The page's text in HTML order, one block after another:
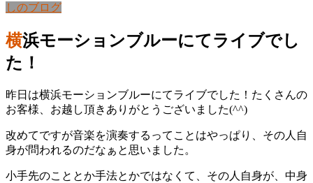
しのブログ
横浜モーションブルーにてライブでし
た！
昨日は横浜モーションブルーにてライブでした！たくさんの
お客様、お越し頂きありがとうございました(^^)
改めてですが音楽を演奏するってことはやっぱり、その人自
身が問われるのだなぁと思いました。
小手先のこととか手法とかではなくて、その人自身が、中身